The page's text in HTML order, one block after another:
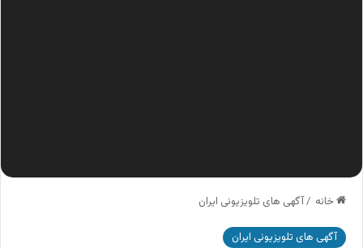
خانه /آگهی های تلویزیونی ایران
آگهی های تلویزیونی ایران